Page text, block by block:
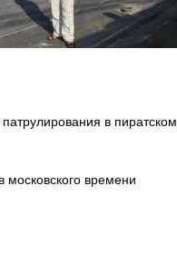
в пиратском
времени